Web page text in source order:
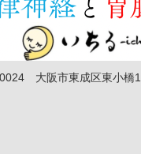
大阪市東成区東小橋